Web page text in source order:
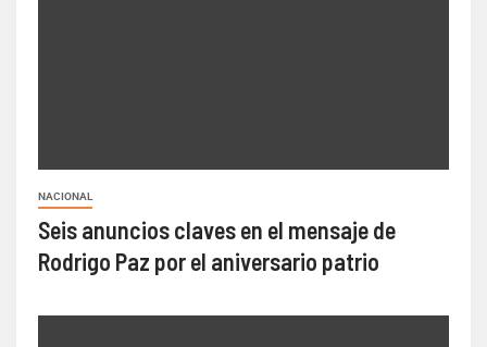
NACIONAL
Seis anuncios claves en el mensaje de
Rodrigo Paz por el aniversario patrio